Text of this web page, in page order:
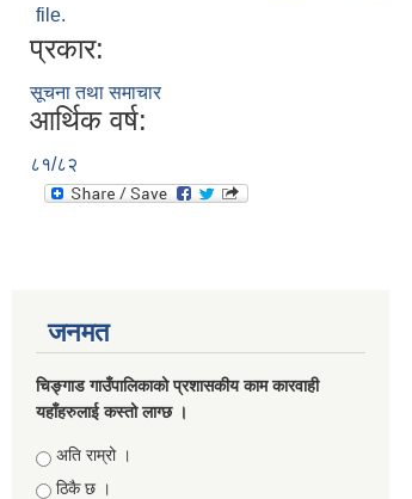
file.
प्रकार:
सूचना तथा समाचार
आर्थिक वर्ष:
८१/८२
जनमत
चिङ्गाड गाउँपालिकाको प्रशासकीय काम कारवाही
यहाँहरुलाई कस्तो लाग्छ ।
Choices
अति राम्रो ।
ठिकै छ ।